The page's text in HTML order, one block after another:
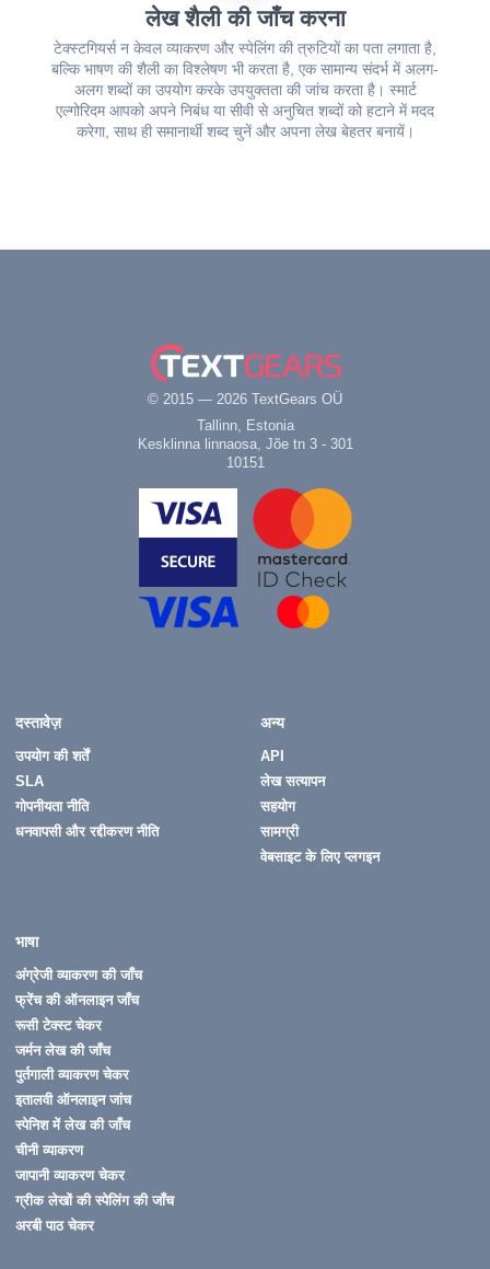
लेख शैली की जाँच करना
टेक्स्टगियर्स न केवल व्याकरण और स्पेलिंग की त्रुटियों का पता लगाता है,
बल्कि भाषण की शैली का विश्लेषण भी करता है, एक सामान्य संदर्भ में अलग-
अलग शब्दों का उपयोग करके उपयुक्तता की जांच करता है। स्मार्ट
एल्गोरिदम आपको अपने निबंध या सीवी से अनुचित शब्दों को हटाने में मदद
करेगा, साथ ही समानार्थी शब्द चुनें और अपना लेख बेहतर बनायें।
© 2015 — 2026 TextGears OÜ
Tallinn, Estonia
Kesklinna linnaosa, Jõe tn 3 - 301
10151
दस्तावेज़
उपयोग की शर्तें
SLA
गोपनीयता नीति
धनवापसी और रद्दीकरण नीति
अन्य
API
लेख सत्यापन
सहयोग
सामग्री
वेबसाइट के लिए प्लगइन
भाषा
अंग्रेजी व्याकरण की जाँच
फ्रेंच की ऑनलाइन जाँच
रूसी टेक्स्ट चेकर
जर्मन लेख की जाँच
पुर्तगाली व्याकरण चेकर
इतालवी ऑनलाइन जांच
स्पेनिश में लेख की जाँच
चीनी व्याकरण
जापानी व्याकरण चेकर
ग्रीक लेखों की स्पेलिंग की जाँच
अरबी पाठ चेकर